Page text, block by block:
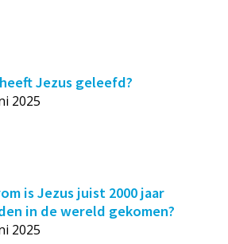
Jezus geleefd?
2025
is Jezus juist 2000 jaar
in de wereld gekomen?
2025